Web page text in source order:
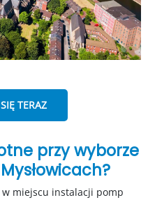
TERAZ
przy wyborze
miejscu instalacji pomp